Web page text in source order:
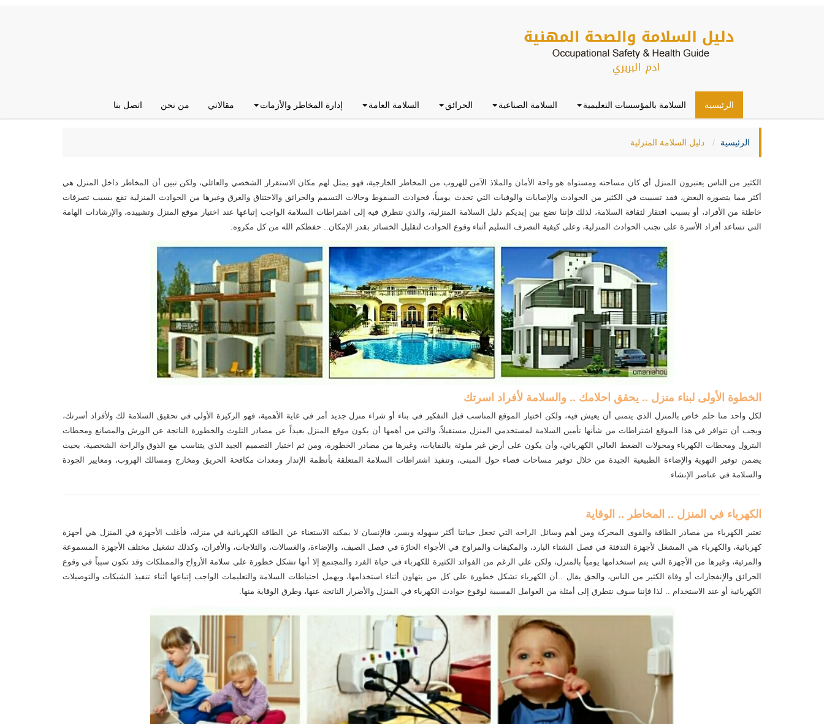
الرئيسية السلامة بالمؤسسات التعليمية السلامة الصناعية الحرائق السلامة العامة إدارة المخاطر والأزمات مقالاتي من نحن اتصل بنا
الرئيسية دليل السلامة المنزلية
الكثير من الناس يعتبرون المنزل أي كان مساحته ومستواه هو واحة الأمان والملاذ الآمن للهروب من المخاطر الخارجية، فهو يمثل لهم مكان الاستقرار الشخصي والعائلي، ولكن تبين أن المخاطر داخل المنزل هي
أكثر مما يتصوره البعض، فقد تسببت في الكثير من الحوادث والإصابات والوفيات التي تحدث يومياً، فحوادث السقوط وحالات التسمم والحرائق والاختناق والغرق وغيرها من الحوادث المنزلية تقع بسبب تصرفات
خاطئة من الأفراد، أو بسبب افتقار لثقافة السلامة، لذلك فإننا نضع بين إيديكم دليل السلامة المنزلية، والذي نتطرق فيه إلى اشتراطات السلامة الواجب إتباعها عند اختيار موقع المنزل وتشييده، والإرشادات الهامة
التي تساعد أفراد الأسرة على تجنب الحوادث المنزلية، وعلى كيفية التصرف السليم أثناء وقوع الحوادث لتقليل الخسائر بقدر الإمكان.. حفظكم الله من كل مكروه.
الخطوة الأولى لبناء منزل .. يحقق احلامك .. والسلامة لأفراد اسرتك
لكل واحد منا حلم خاص بالمنزل الذي يتمنى أن يعيش فيه، ولكن اختيار الموقع المناسب قبل التفكير في بناء أو شراء منزل جديد أمر في غاية الأهمية، فهو الركيزة الأولى في تحقيق السلامة لك ولأفراد أسرتك،
ويجب أن تتوافر في هذا الموقع اشتراطات من شأنها تأمين السلامة لمستخدمي المنزل مستقبلاً، والتي من أهمها أن يكون موقع المنزل بعيداً عن مصادر التلوث والخطورة الناتجة عن الورش والمصانع ومحطات
البترول ومحطات الكهرباء ومحولات الضغط العالي الكهربائي، وأن يكون على أرض غير ملوثة بالنفايات، وغيرها من مصادر الخطورة، ومن ثم اختيار التصميم الجيد الذي يتناسب مع الذوق والراحة الشخصية، بحيث
يضمن توفير التهوية والإضاءة الطبيعية الجيدة من خلال توفير مساحات فضاء حول المبنى، وتنفيذ اشتراطات السلامة المتعلقة بأنظمة الإنذار ومعدات مكافحة الحريق ومخارج ومسالك الهروب، ومعايير الجودة
والسلامة في عناصر الإنشاء.
الكهرباء في المنزل .. المخاطر .. الوقاية
تعتبر الكهرباء من مصادر الطاقة والقوى المحركة ومن أهم وسائل الراحه التي تجعل حياتنا أكثر سهوله ويسر، فالإنسان لا يمكنه الاستغناء عن الطاقة الكهربائية في منزله، فأغلب الأجهزة في المنزل هي أجهزة
كهربائية، والكهرباء هي المشغل لأجهزة التدفئة في فصل الشتاء البارد، والمكيفات والمراوح في الأجواء الحارّة في فصل الصيف، والإضاءة، والغسالات، والثلاجات، والأفران، وكذلك تشغيل مختلف الأجهزة المسموعة
والمرئية، وغيرها من الأجهزة التي يتم استخدامها يومياً بالمنزل، ولكن على الرغم من الفوائد الكثيرة للكهرباء في حياة الفرد والمجتمع إلا أنها تشكل خطورة على سلامة الأرواح والممتلكات وقد تكون سبباً في وقوع
الحرائق والإنفجارات أو وفاة الكثير من الناس، والحق يقال ..أن الكهرباء تشكل خطورة على كل من يتهاون أثناء استخدامها، ويهمل احتياطات السلامة والتعليمات الواجب إتباعها أثناء تنفيذ الشبكات والتوصيلات
الكهربائية أو عند الاستخدام .. لذا فإننا سوف نتطرق إلى أمثلة من العوامل المسببة لوقوع حوادث الكهرباء في المنزل والأضرار الناتجة عنها، وطرق الوقاية منها.